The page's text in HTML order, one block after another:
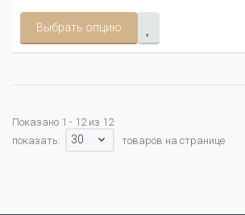
Выбрать опцию
Показано 1 - 12 из 12
показать:
30 товаров на странице